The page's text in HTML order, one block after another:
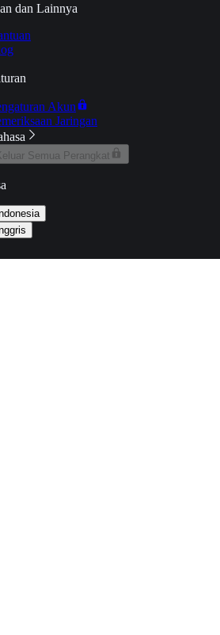
dan Lainnya
Akun
Jaringan
Semua Perangkat